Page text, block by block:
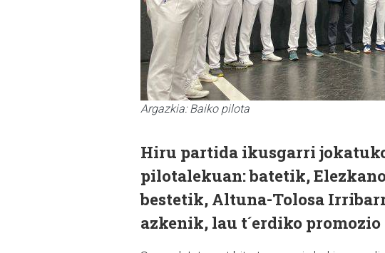
Argazkia: Baiko pilota
Hiru partida ikusgarri
pilotalekuan: batetik,
bestetik, Altuna-Tolosa
azkenik, lau t´erdiko